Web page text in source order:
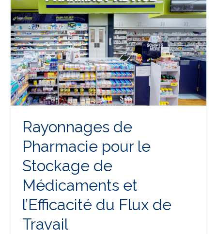
Rayonnages de
Pharmacie pour le
Stockage de
Médicaments et
l’Efficacité du Flux de
Travail